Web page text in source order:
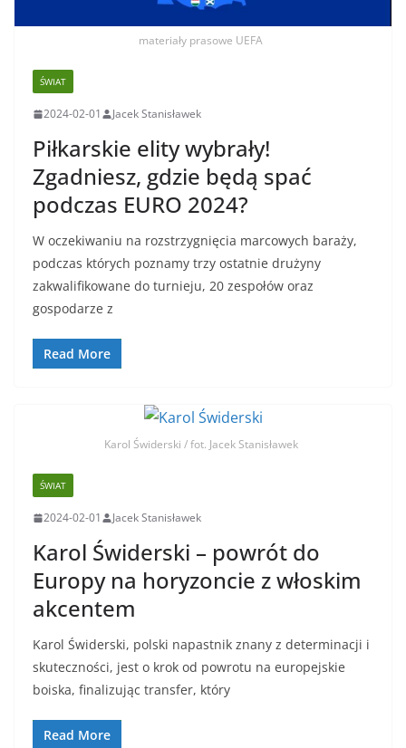
materiały prasowe UEFA
ŚWIAT
2024-02-01 Jacek Stanisławek
Piłkarskie elity wybrały!
Zgadniesz, gdzie będą spać
podczas EURO 2024?
W oczekiwaniu na rozstrzygnięcia marcowych baraży,
podczas których poznamy trzy ostatnie drużyny
zakwalifikowane do turnieju, 20 zespołów oraz
gospodarze z
Read More
Karol Świderski / fot. Jacek Stanisławek
ŚWIAT
2024-02-01 Jacek Stanisławek
Karol Świderski – powrót do
Europy na horyzoncie z włoskim
akcentem
Karol Świderski, polski napastnik znany z determinacji i
skuteczności, jest o krok od powrotu na europejskie
boiska, finalizując transfer, który
Read More